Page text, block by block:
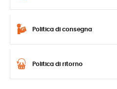
Politica di consegna
Politica di ritorno